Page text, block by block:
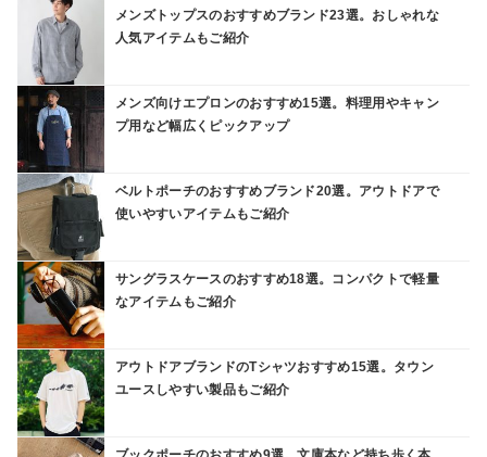
メンズトップスのおすすめブランド23選。おしゃれな
人気アイテムもご紹介
メンズ向けエプロンのおすすめ15選。料理用やキャン
プ用など幅広くピックアップ
ベルトポーチのおすすめブランド20選。アウトドアで
使いやすいアイテムもご紹介
サングラスケースのおすすめ18選。コンパクトで軽量
なアイテムもご紹介
アウトドアブランドのTシャツおすすめ15選。タウン
ユースしやすい製品もご紹介